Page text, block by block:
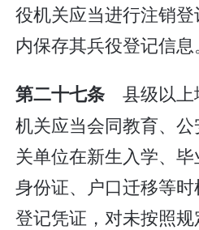
役机关应当进行注销
内保存其兵役登记信息。
第二十七条县级以
机关应当会同教育、
关单位在新生入学、
身份证、户口迁移等
登记凭证，对未按照